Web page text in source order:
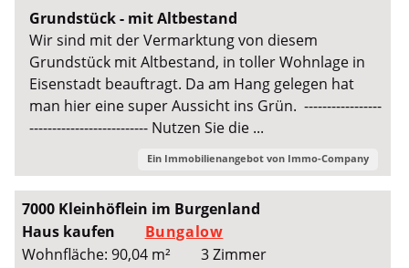
Grundstück - mit Altbestand
Wir sind mit der Vermarktung von diesem
Grundstück mit Altbestand, in toller Wohnlage in
Eisenstadt beauftragt. Da am Hang gelegen hat
man hier eine super Aussicht ins Grün. -----------------
-------------------------- Nutzen Sie die ...
Ein Immobilienangebot von Immo-Company
7000 Kleinhöflein im Burgenland
Haus kaufen
Bungalow
Wohnfläche: 90,04 m²
3 Zimmer